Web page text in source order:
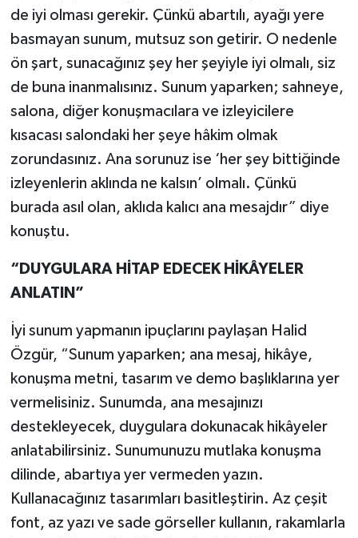
de iyi olması gerekir. Çünkü abartılı, ayağı yere
basmayan sunum, mutsuz son getirir. O nedenle
ön şart, sunacağınız şey her şeyiyle iyi olmalı, siz
de buna inanmalısınız. Sunum yaparken; sahneye,
salona, diğer konuşmacılara ve izleyicilere
kısacası salondaki her şeye hâkim olmak
zorundasınız. Ana sorunuz ise ‘her şey bittiğinde
izleyenlerin aklında ne kalsın’ olmalı. Çünkü
burada asıl olan, aklıda kalıcı ana mesajdır” diye
konuştu.
“DUYGULARA HİTAP EDECEK HİKÂYELER
ANLATIN”
İyi sunum yapmanın ipuçlarını paylaşan Halid
Özgür, “Sunum yaparken; ana mesaj, hikâye,
konuşma metni, tasarım ve demo başlıklarına yer
vermelisiniz. Sunumda, ana mesajınızı
destekleyecek, duygulara dokunacak hikâyeler
anlatabilirsiniz. Sunumunuzu mutlaka konuşma
dilinde, abartıya yer vermeden yazın.
Kullanacağınız tasarımları basitleştirin. Az çeşit
font, az yazı ve sade görseller kullanın, rakamlarla